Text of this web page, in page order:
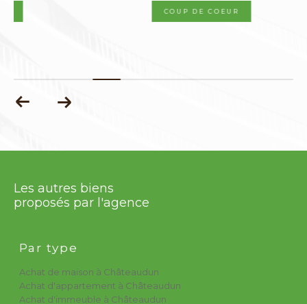
COUP DE COEUR
Les autres biens
proposés par l'agence
Par type
Achat de maison à Châteaudun
Achat d'appartement à Châteaudun
Achat d'immeuble à Châteaudun